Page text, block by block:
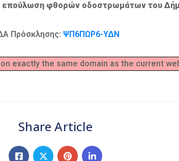
επούλωση φθορών οδοστρωμάτων του
Πρόσκλησης: ΨΠ6ΠΩΡ6-ΥΔΝ
exactly the same domain as the current
Share Article